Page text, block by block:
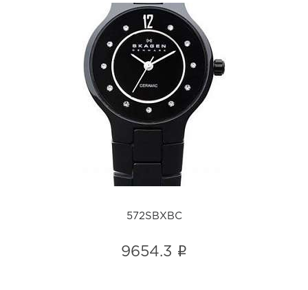
572SBXBC
i
572SBXBC
9654.3 i